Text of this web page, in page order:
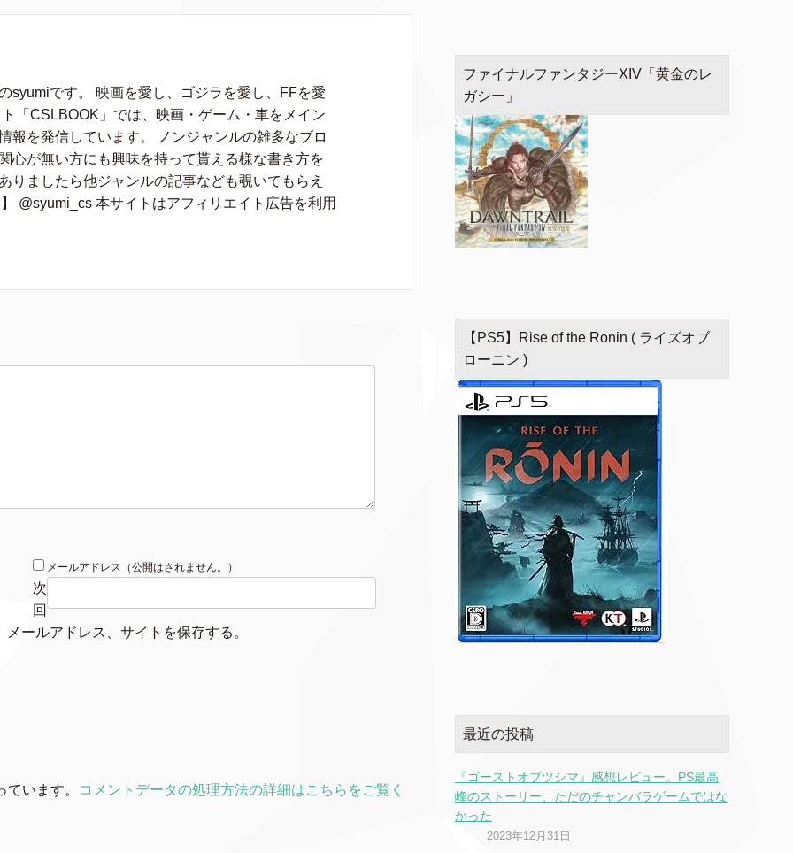
syumiです。 映画を愛し、ゴジラを愛し、FFを愛
「CSLBOOK」では、映画・ゲーム・車をメイン
報を発信しています。 ノンジャンルの雑多なブロ
心が無い方にも興味を持って貰える様な書き方を
りましたら他ジャンルの記事なども覗いてもらえ
@syumi_cs 本サイトはアフィリエイト広告を利用
メールアドレス（公開はされません。）
次
回
ールアドレス、サイトを保存する。
います。 コメントデータの処理方法の詳細はこちらをご覧く
ファイナルファンタジーXIV「黄金のレ
ガシー」
【PS5】Rise of the Ronin ( ライズオブ
ローニン )
最近の投稿
『ゴーストオブツシマ』感想レビュー。PS最高
峰のストーリー、ただのチャンバラゲームではな
かった
2023年12月31日